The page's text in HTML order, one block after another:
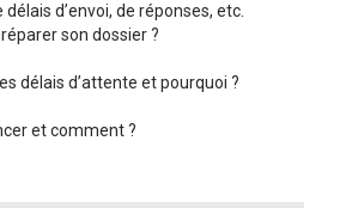
d’envoi, de réponses, etc.
son dossier ?
délais d’attente et pourquoi ?
et comment ?